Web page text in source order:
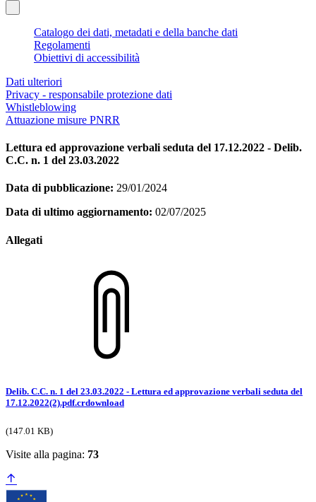
Catalogo dei dati, metadati e della banche dati
Regolamenti
Obiettivi di accessibilità
Dati ulteriori
Privacy - responsabile protezione dati
Whistleblowing
Attuazione misure PNRR
Lettura ed approvazione verbali seduta del 17.12.2022 - Delib.
C.C. n. 1 del 23.03.2022
Data di pubblicazione: 29/01/2024
Data di ultimo aggiornamento: 02/07/2025
Allegati
Delib. C.C. n. 1 del 23.03.2022 - Lettura ed approvazione verbali seduta del
17.12.2022(2).pdf.crdownload
(147.01 KB)
Visite alla pagina: 73